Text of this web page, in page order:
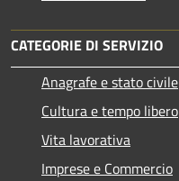
CATEGORIE DI SERVIZIO
Anagrafe e stato civile
Cultura e tempo libero
Vita lavorativa
Imprese e Commercio